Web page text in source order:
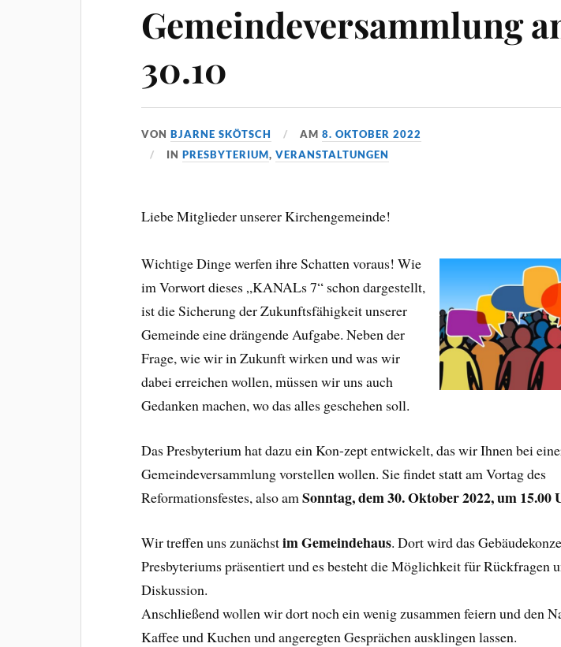
Gemeindeversammlung
30.10
VONBJARNE SKÖTSCH AM8. OKTOBER 2022
INPRESBYTERIUM,VERANSTALTUNGEN
Liebe Mitglieder unserer Kirchengemeinde!
Wichtige Dinge werfen ihre Schatten voraus! Wie
im Vorwort dieses „KANALs 7“ schon dargestellt,
ist die Sicherung der Zukunftsfähigkeit unserer
Gemeinde eine drängende Aufgabe. Neben der
Frage, wie wir in Zukunft wirken und was wir
dabei erreichen wollen, müssen wir uns auch
Gedanken machen, wo das alles geschehen soll.
Das Presbyterium hat dazu ein Kon-zept entwickelt, das wir Ihnen bei
Gemeindeversammlung vorstellen wollen. Sie findet statt am Vortag des
Reformationsfestes, also amSonntag, dem 30. Oktober 2022, um 15.00
Wir treffen uns zunächstim Gemeindehaus. Dort wird das
Presbyteriums präsentiert und es besteht die Möglichkeit für Rückfragen
Diskussion.
Anschließend wollen wir dort noch ein wenig zusammen feiern und den
Kaffee und Kuchen und angeregten Gesprächen ausklingen lassen.